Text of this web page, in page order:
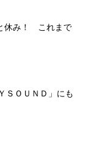
休み！ これまで
ＯＵＮＤ」にも